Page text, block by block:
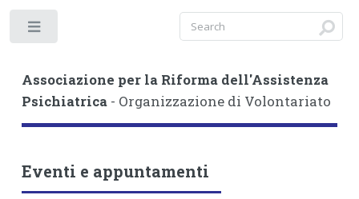
Associazione per la Riforma dell'Assistenza
Psichiatrica- Organizzazione di Volontariato
Eventi e appuntamenti